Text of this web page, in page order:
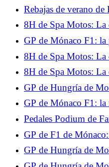
de la carrera al sprint
Rebajas de verano
gratis y casco de
8H de Spa Motos: La
H+4, la lluvia cae
GP de Mónaco F1: la
Max Verstappen,
8H de Spa Motos: La
H+6, el BMW nº37
abandona
8H de Spa Motos:
carrera, triunfo en
GP de Hungría de
del Warm Up,
de Márquez quinto y
GP de Mónaco F1: la
su noveno puesto en
Pedales Podium de
lanzamiento!
GP de F1 de
esperanza tras su 5º
GP de Hungría de
brillantemente: “Es